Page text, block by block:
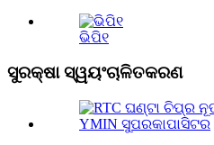
ଭିପି୧
ସୁରକ୍ଷା ସ୍ୱୟଂଚାଳିତକରଣ